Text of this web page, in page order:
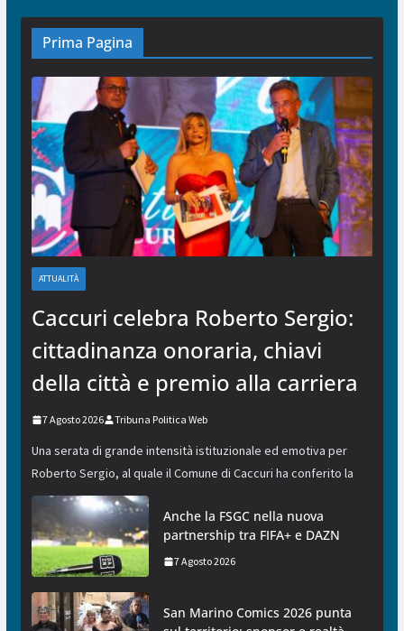
Prima Pagina
ATTUALITÀ
Caccuri celebra Roberto Sergio:
cittadinanza onoraria, chiavi
della città e premio alla carriera
7 Agosto 2026 Tribuna Politica Web
Una serata di grande intensità istituzionale ed emotiva per
Roberto Sergio, al quale il Comune di Caccuri ha conferito la
Anche la FSGC nella nuova
partnership tra FIFA+ e DAZN
7 Agosto 2026
San Marino Comics 2026 punta